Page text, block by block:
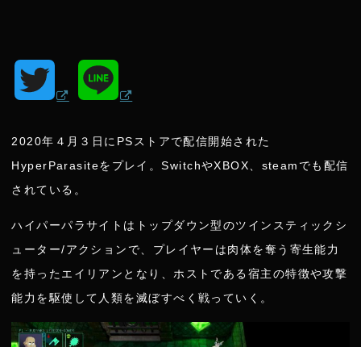
i
e
r
n
2020年４月３日にPSストアで配信開始された
HyperParasiteをプレイ。SwitchやXBOX、steamでも配信
されている。
ハイパーパラサイトはトップダウン型のツインスティックシ
ューター/アクションで、プレイヤーは肉体を奪う寄生能力
を持ったエイリアンとなり、ホストである宿主の特徴や攻撃
能力を駆使して人類を滅ぼすべく戦っていく。